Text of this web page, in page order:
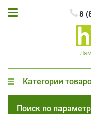
8
Категории
Поиск по